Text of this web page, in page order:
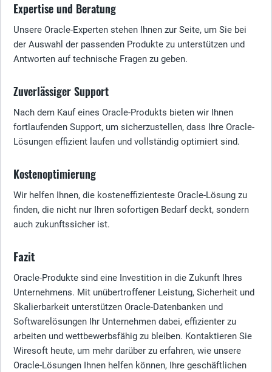
Expertise und Beratung
Unsere Oracle-Experten stehen Ihnen zur Seite, um Sie bei
der Auswahl der passenden Produkte zu unterstützen und
Antworten auf technische Fragen zu geben.
Zuverlässiger Support
Nach dem Kauf eines Oracle-Produkts bieten wir Ihnen
fortlaufenden Support, um sicherzustellen, dass Ihre Oracle-
Lösungen effizient laufen und vollständig optimiert sind.
Kostenoptimierung
Wir helfen Ihnen, die kosteneffizienteste Oracle-Lösung zu
finden, die nicht nur Ihren sofortigen Bedarf deckt, sondern
auch zukunftssicher ist.
Fazit
Oracle-Produkte sind eine Investition in die Zukunft Ihres
Unternehmens. Mit unübertroffener Leistung, Sicherheit und
Skalierbarkeit unterstützen Oracle-Datenbanken und
Softwarelösungen Ihr Unternehmen dabei, effizienter zu
arbeiten und wettbewerbsfähig zu bleiben. Kontaktieren Sie
Wiresoft heute, um mehr darüber zu erfahren, wie unsere
Oracle-Lösungen Ihnen helfen können, Ihre geschäftlichen